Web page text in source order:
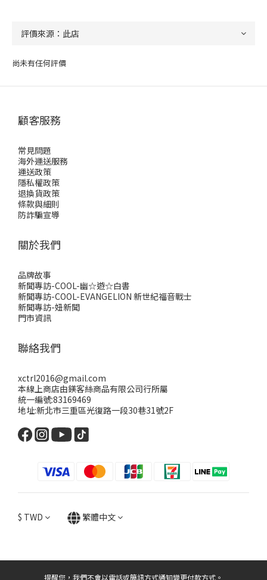
尚未有任何評價
顧客服務
常見問題
海外運送服務
運送政策
隱私權政策
退換貨政策
條款與細則
防詐騙宣導
關於我們
品牌故事
新聞專訪-COOL-幽☆遊☆白書
新聞專訪-COOL-EVANGELION 新世紀福音戰士
新聞專訪-妞新聞
門市資訊
聯絡我們
xctrl2016@gmail.com
本線上商店由鎂客絲商品有限公司行所屬
統一編號:83169469
地址:新北市三重區光復路一段30巷31號2F
$ TWD 繁體中文
提醒您，我們不會以電話或簡訊方式通知變更付款方式。